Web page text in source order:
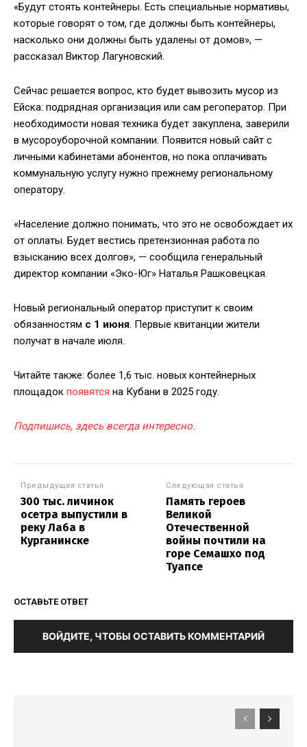
«Будут стоять контейнеры. Есть специальные нормативы,
которые говорят о том, где должны быть контейнеры,
насколько они должны быть удалены от домов», —
рассказал Виктор Лагуновский.
Сейчас решается вопрос, кто будет вывозить мусор из
Ейска: подрядная организация или сам регоператор. При
необходимости новая техника будет закуплена, заверили
в мусороуборочной компании. Появится новый сайт с
личными кабинетами абонентов, но пока оплачивать
коммунальную услугу нужно прежнему региональному
оператору.
«Население должно понимать, что это не освобождает их
от оплаты. Будет вестись претензионная работа по
взысканию всех долгов», — сообщила генеральный
директор компании «Эко-Юг» Наталья Рашковецкая.
Новый региональный оператор приступит к своим
обязанностям с 1 июня. Первые квитанции жители
получат в начале июля.
Читайте также: более 1,6 тыс. новых контейнерных
площадок появятся на Кубани в 2025 году.
Подпишись, здесь всегда интересно.
Предыдущая статья
300 тыс. личинок
осетра выпустили в
реку Лаба в
Курганинске
Следующая статья
Память героев
Великой
Отечественной
войны почтили на
горе Семашхо под
Туапсе
ОСТАВЬТЕ ОТВЕТ
ВОЙДИТЕ, ЧТОБЫ ОСТАВИТЬ КОММЕНТАРИЙ